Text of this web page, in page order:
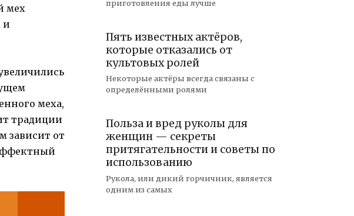
мех
и
меха,
традиции
зависит от
приготовления еды лучше
Пять известных актёров,
которые отказались от
культовых ролей
Некоторые актёры всегда связаны с
определёнными ролями
Польза и вред руколы для
женщин — секреты
притягательности и советы по
использованию
Рукола, или дикий горчичник, является
одним из самых